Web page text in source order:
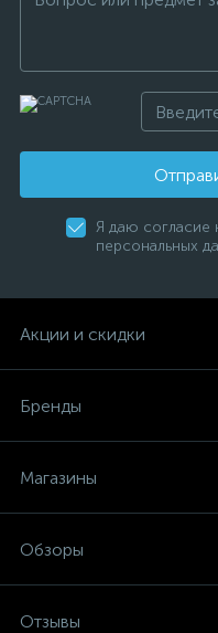
Я даю согласие
персональных
Акции и скидки
Бренды
Магазины
Обзоры
Отзывы